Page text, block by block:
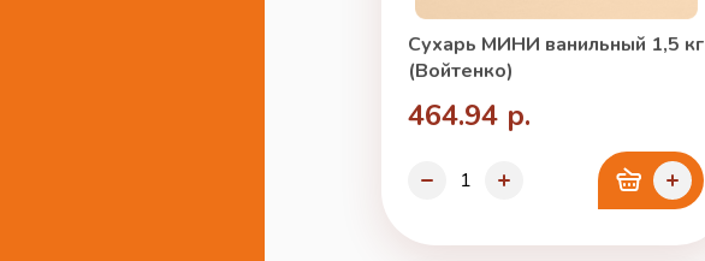
Сухарь МИНИ ванильный 1,5 кг
(Войтенко)
464.94 р.